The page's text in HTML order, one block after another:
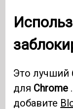
Это лучший
для Chrome
добавите